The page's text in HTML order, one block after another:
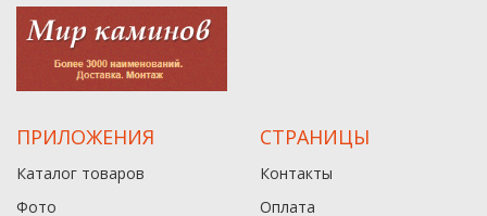
ПРИЛОЖЕНИЯ
Каталог товаров
Фото
СТРАНИЦЫ
Контакты
Оплата